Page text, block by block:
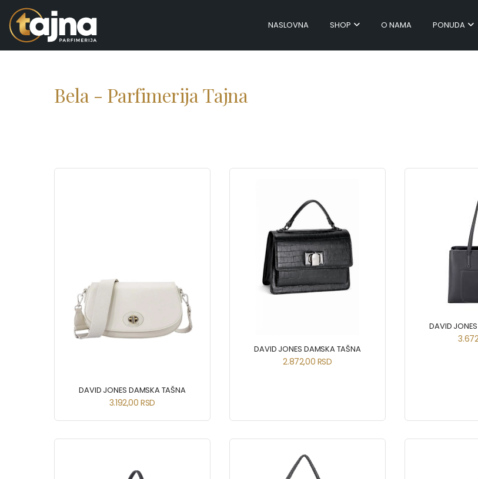
NASLOVNA SHOP O NAMA PONUDA
Bela - Parfimerija Tajna
DAVID JONES DAMSKA TAŠNA
3.192,00RSD
DAVID JONES DAMSKA TAŠNA
2.872,00 RSD
DAVID